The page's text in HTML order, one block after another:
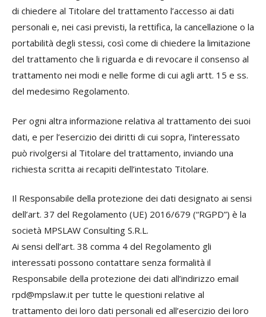
di chiedere al Titolare del trattamento l’accesso ai dati
personali e, nei casi previsti, la rettifica, la cancellazione o la
portabilità degli stessi, così come di chiedere la limitazione
del trattamento che li riguarda e di revocare il consenso al
trattamento nei modi e nelle forme di cui agli artt. 15 e ss.
del medesimo Regolamento.
Per ogni altra informazione relativa al trattamento dei suoi
dati, e per l’esercizio dei diritti di cui sopra, l’interessato
può rivolgersi al Titolare del trattamento, inviando una
richiesta scritta ai recapiti dell’intestato Titolare.
Il Responsabile della protezione dei dati designato ai sensi
dell’art. 37 del Regolamento (UE) 2016/679 (“RGPD”) è la
società MPSLAW Consulting S.R.L.
Ai sensi dell’art. 38 comma 4 del Regolamento gli
interessati possono contattare senza formalità il
Responsabile della protezione dei dati all’indirizzo email
rpd@mpslaw.it per tutte le questioni relative al
trattamento dei loro dati personali ed all’esercizio dei loro